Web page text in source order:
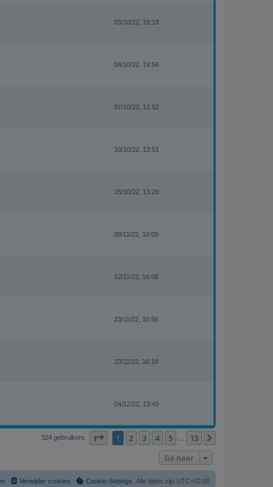
03/10/22, 18:18
04/10/22, 19:56
07/10/22, 12:52
10/10/22, 13:51
15/10/22, 13:29
08/11/22, 10:09
12/11/22, 16:08
23/11/22, 10:56
23/11/22, 16:18
04/12/22, 13:49
324 gebruikers Pagina1 van 13
1 2 3 4 5 13
Ga naar
Alle tijden zijn UTC+02:00
Cookie-Settings
Verwijder cookies